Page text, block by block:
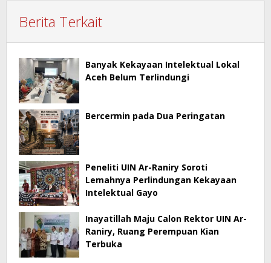
Berita Terkait
Banyak Kekayaan Intelektual Lokal
Aceh Belum Terlindungi
Bercermin pada Dua Peringatan
Peneliti UIN Ar-Raniry Soroti
Lemahnya Perlindungan Kekayaan
Intelektual Gayo
Inayatillah Maju Calon Rektor UIN Ar-
Raniry, Ruang Perempuan Kian
Terbuka